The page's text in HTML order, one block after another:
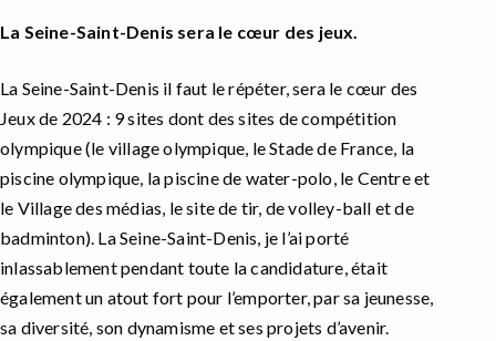
La Seine-Saint-Denis sera le cœur des jeux.
La Seine-Saint-Denis il faut le répéter, sera le cœur des
Jeux de 2024 : 9 sites dont des sites de compétition
olympique (le village olympique, le Stade de France, la
piscine olympique, la piscine de water-polo, le Centre et
le Village des médias, le site de tir, de volley-ball et de
badminton). La Seine-Saint-Denis, je l’ai porté
inlassablement pendant toute la candidature, était
également un atout fort pour l’emporter, par sa jeunesse,
sa diversité, son dynamisme et ses projets d’avenir.